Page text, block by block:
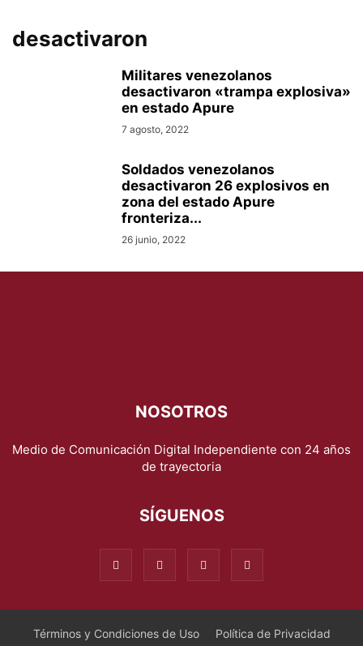
desactivaron
Militares venezolanos
desactivaron «trampa explosiva»
en estado Apure
7 agosto, 2022
Soldados venezolanos
desactivaron 26 explosivos en
zona del estado Apure
fronteriza...
26 junio, 2022
NOSOTROS
Medio de Comunicación Digital Independiente con 24 años
de trayectoria
SÍGUENOS
Términos y Condiciones de Uso Política de Privacidad